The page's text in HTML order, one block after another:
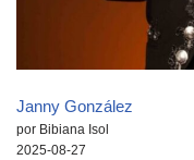
Janny González
por Bibiana Isol
2025-08-27